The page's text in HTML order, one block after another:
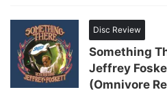
Disc Review
Something
Jeffrey
(Omnivore